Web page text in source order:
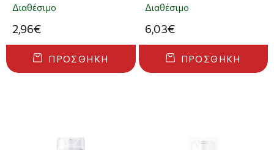
Διαθέσιμο
2,96€
ΠΡΟΣΘΉΚΗ
Διαθέσιμο
6,03€
ΠΡΟΣΘΉΚΗ